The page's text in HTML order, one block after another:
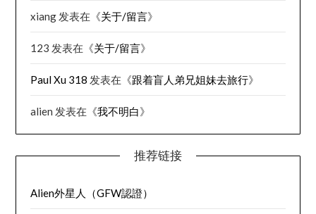
xiang 发表在《关于/留言》
123 发表在《关于/留言》
Paul Xu 318 发表在《跟着盲人弟兄姐妹去旅行》
alien 发表在《我不明白》
推荐链接
Alien外星人（GFW認證）